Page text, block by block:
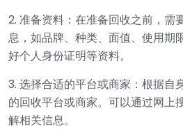
2. 准备资料：在准备回收之前，需
息，如品牌、种类、面值、使用期
好个人身份证明等资料。
3. 选择合适的平台或商家：根据自
的回收平台或商家。可以通过网上
解相关信息。